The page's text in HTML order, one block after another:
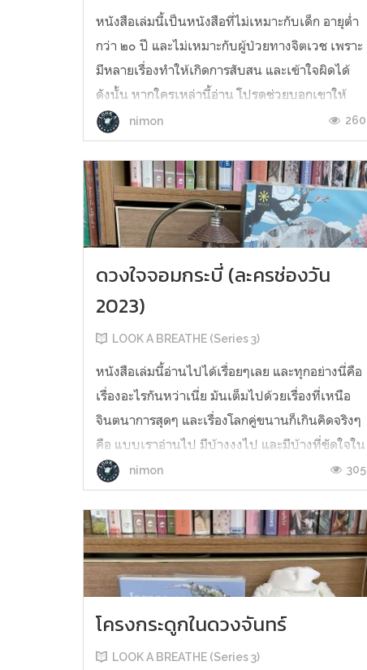
หนังสือเล่มนี้เป็นหนังสือที่ไม่เหมาะกับเด็ก อายุต่ำ
กว่า ๒๐ ปี และไม่เหมาะกับผู้ป่วยทางจิตเวช เพราะ
มีหลายเรื่องทำให้เกิดการสับสน และเข้าใจผิดได้
ดังนั้น หากใครเหล่านี้อ่าน โปรดช่วยบอกเขาให้
หยุดอ่านก่อนค่ะ “ยูนาคือแม่ที่ไม่สบาย เลี้ยงลูกสาว
ได้อย่างจียู สุดท้ายป้าแจจินพาเธอไปอยู่ และอึ...
nimon 260
ดวงใจจอมกระบี่ (ละครช่องวัน
2023)
LOOK A BREATHE (Series 3)
หนังสือเล่มนี้อ่านไปได้เรื่อยๆเลย และทุกอย่างนี่คือ
เรื่องอะไรกันหว่าเนี่ย มันเต็มไปด้วยเรื่องที่เหนือ
จินตนาการสุดๆ และเรื่องโลกคู่ขนานก็เกินคิดจริงๆ
คือ แบบเราอ่านไป มีบ้างงงไป และมีบ้างที่ขัดใจใน
บางครั้ง และโดยรวมแล้ว “สนุก” แต่เราไม่คิดนะว่า
“จะมีคนมาทำเป็นละคร” และเมื่อมาทำแล้ว เร...
nimon 305
โครงกระดูกในดวงจันทร์
LOOK A BREATHE (Series 3)